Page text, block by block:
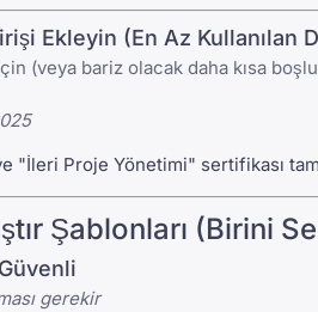
Ekleyin (En Az Kullanılan
(veya bariz olacak daha kısa
"İleri Proje Yönetimi" sertifikası
Şablonları (Birini
gerekir